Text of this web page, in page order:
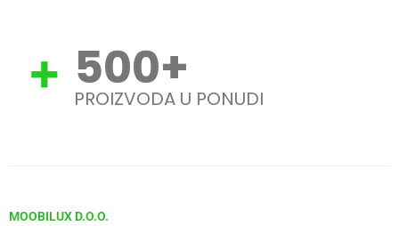
500+
PROIZVODA U PONUDI
MOOBILUX D.O.O.